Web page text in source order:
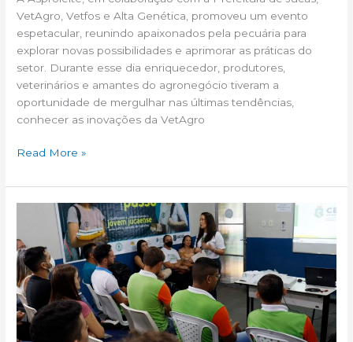
VetAgro, Vetfos e Alta Genética, promoveu um evento
espetacular, reunindo apaixonados pela pecuária para
explorar novas possibilidades e aprimorar as práticas do
setor. Durante esse dia enriquecedor, produtores,
veterinários e amantes do agronegócio tiveram a
oportunidade de mergulhar nas últimas tendências,
conhecer as inovações da VetAgro
Read More »
Semana
Árvore